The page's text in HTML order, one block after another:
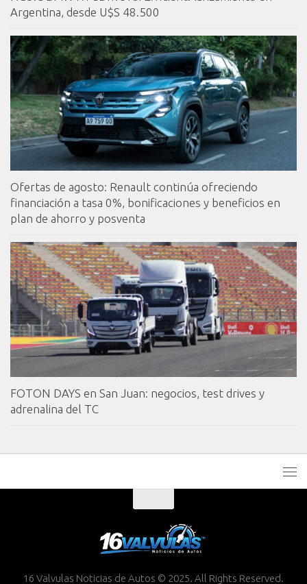
Argentina, desde U$S 48.500
Ofertas de agosto: Renault continúa ofreciendo
financiación a tasa 0%, bonificaciones y beneficios en
plan de ahorro y posventa
FOTON DAYS en San Juan: negocios, test drives y
adrenalina del TC
16 Valvulas Noticias de Autos © 2025. All Rights Reserved.